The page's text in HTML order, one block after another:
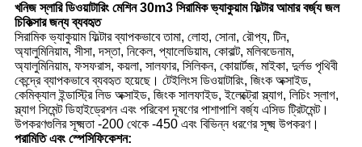
খনিজ স্লারি ডিওয়াটারিং মেশিন 30m3 সিরামিক ভ্যাকুয়াম ফিল্টার আমার বর্জ্য জল
চিকিত্সার জন্য ব্যবহৃত
সিরামিক ভ্যাকুয়াম ফিল্টার ব্যাপকভাবে তামা, লোহা, সোনা, রৌপ্য, টিন,
অ্যালুমিনিয়াম, সীসা, দস্তা, নিকেল, প্যালেডিয়াম, কোবাল্ট, মলিবডেনাম,
অ্যালুমিনিয়াম, ফসফরাস, কয়লা, সালফার, সিলিকন, কোয়ার্টজ, মাইকা, দুর্লভ পৃথিবী
কেন্দ্রে ব্যাপকভাবে ব্যবহৃত হয়েছে। টেইলিংস ডিওয়াটারিং, জিংক অক্সাইড,
কেমিক্যাল ইন্ডাস্ট্রি লিড অক্সাইড, জিংক সালফাইড, ইলেক্ট্রো স্ল্যাগ, লিচিং স্লাগ,
স্ল্যাগ সিমেন্ট ডিহাইড্রেশন এবং পরিবেশ দূষণের পাশাপাশি বর্জ্য এসিড ট্রিটমেন্ট।
উপকরণগুলির সূক্ষ্মতা -200 থেকে -450 এবং বিভিন্ন ধরণের সূক্ষ্ম উপকরণ।
পরামিতি এবং স্পেসিফিকেশন: